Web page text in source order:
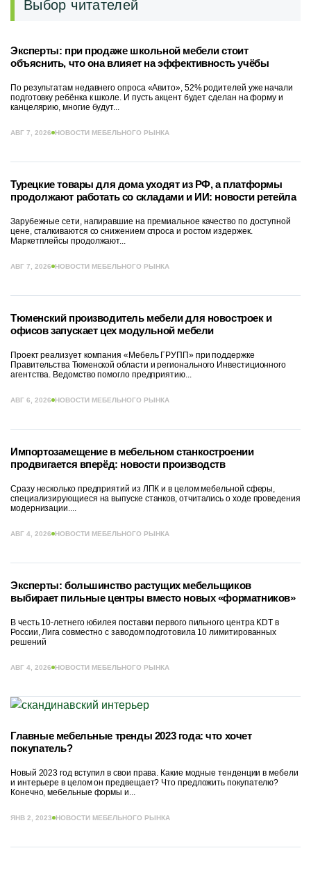
Выбор читателей
Эксперты: при продаже школьной мебели стоит
объяснить, что она влияет на эффективность учёбы
По результатам недавнего опроса «Авито», 52% родителей уже начали
подготовку ребёнка к школе. И пусть акцент будет сделан на форму и
канцелярию, многие будут...
АВГ 7, 2026 НОВОСТИ МЕБЕЛЬНОГО РЫНКА
Турецкие товары для дома уходят из РФ, а платформы
продолжают работать со складами и ИИ: новости ретейла
Зарубежные сети, напиравшие на премиальное качество по доступной
цене, сталкиваются со снижением спроса и ростом издержек.
Маркетплейсы продолжают...
АВГ 7, 2026 НОВОСТИ МЕБЕЛЬНОГО РЫНКА
Тюменский производитель мебели для новостроек и
офисов запускает цех модульной мебели
Проект реализует компания «Мебель ГРУПП» при поддержке
Правительства Тюменской области и регионального Инвестиционного
агентства. Ведомство помогло предприятию...
АВГ 6, 2026 НОВОСТИ МЕБЕЛЬНОГО РЫНКА
Импортозамещение в мебельном станкостроении
продвигается вперёд: новости производств
Сразу несколько предприятий из ЛПК и в целом мебельной сферы,
специализирующиеся на выпуске станков, отчитались о ходе проведения
модернизации....
АВГ 4, 2026 НОВОСТИ МЕБЕЛЬНОГО РЫНКА
Эксперты: большинство растущих мебельщиков
выбирает пильные центры вместо новых «форматников»
В честь 10-летнего юбилея поставки первого пильного центра KDT в
России, Лига совместно с заводом подготовила 10 лимитированных
решений
АВГ 4, 2026 НОВОСТИ МЕБЕЛЬНОГО РЫНКА
Главные мебельные тренды 2023 года: что хочет
покупатель?
Новый 2023 год вступил в свои права. Какие модные тенденции в мебели
и интерьере в целом он предвещает? Что предложить покупателю?
Конечно, мебельные формы и...
ЯНВ 2, 2023 НОВОСТИ МЕБЕЛЬНОГО РЫНКА